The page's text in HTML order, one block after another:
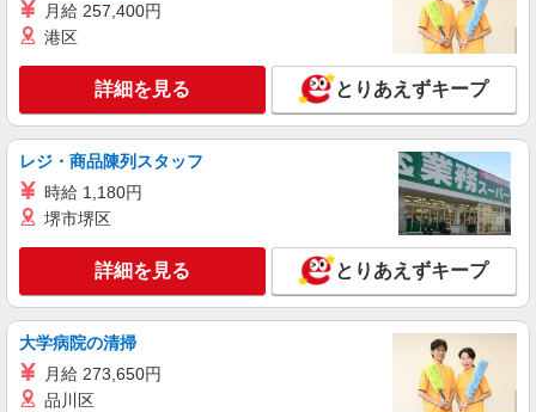
月給210000〜260000円（スキル・経験を考
大阪府寝屋川市 （他にも大阪府内に多数あ
り） ※勤務地はご希望を考慮の上、ご自宅を中心
に通勤時間120分圏内のエリアとなります。（転勤
なし）
キープ 詳細を見る
正社員
UTエージェント株式会社 AGT関西第一CU AGT北大阪エリア KM点野
CL 《JZPB1C》
検査・バリ取り
月給：213,000円〜 月収例：280,000円(月給＋
大阪府寝屋川市 勤務地：寝屋川市 通勤方法：
徒歩/車/自転車/バイク 最寄り駅：寝屋川市駅から
車11分・自転車11分 ※構内の駐車場利用
月給 257,400円
港区
詳細を見る とりあえずキープ
レジ・商品陳列スタッフ
時給 1,180円
堺市堺区
詳細を見る とりあえずキープ
大学病院の清掃
月給 273,650円
品川区